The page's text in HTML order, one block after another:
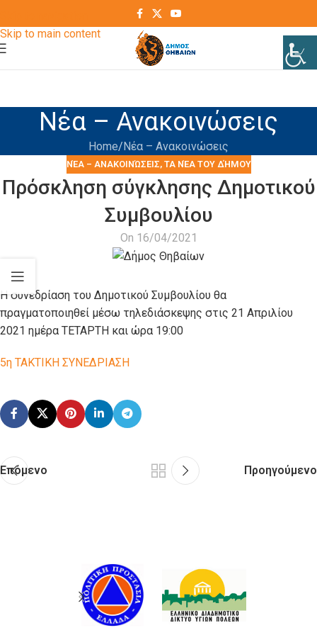
Skip to main content
Νέα – Ανακοινώσεις
Home Νέα – Ανακοινώσεις
ΝΈΑ – ΑΝΑΚΟΙΝΏΣΕΙΣ, ΤΑ ΝΈΑ ΤΟΥ ΔΉΜΟΥ
Πρόσκληση σύγκλησης Δημοτικού
Συμβουλίου
On 16/04/2021
Η συνεδρίαση του Δημοτικού Συμβουλίου θα
πραγματοποιηθεί μέσω τηλεδιάσκεψης στις 21 Απριλίου
2021 ημέρα ΤΕΤΑΡΤΗ και ώρα 19:00
5η ΤΑΚΤΙΚΗ ΣΥΝΕΔΡΙΑΣΗ
Επόμενο Προηγούμενο